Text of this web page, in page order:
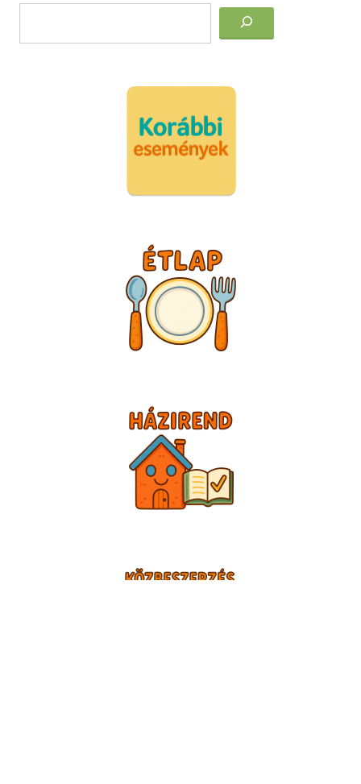
Keresés